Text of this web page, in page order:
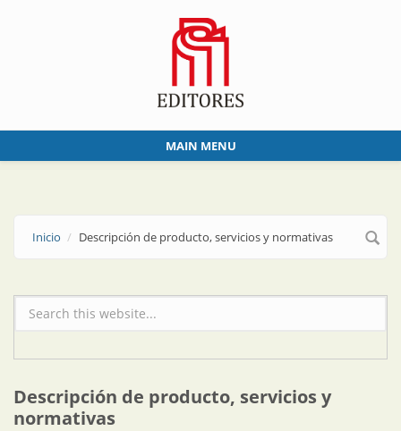
MAIN MENU
Inicio Descripción de producto, servicios y normativas
Formulario de búsqueda
Descripción de producto, servicios y
normativas